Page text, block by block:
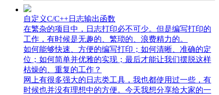
自定义C/C++日志输出函数
在繁杂的项目中，日志打印必不可少。但是编写打印的
工作，有时候是无趣的、繁琐的、浪费精力的。
如何能够快速、方便的编写打印；如何清晰、准确的定
位；如何简单并优雅的实现；最后才能让我们摆脱这样
枯燥的、重复的工作？
网上有很多强大的日志类工具，我也都使用过一些，有
时候也并没有理想中的方便。今天我想分享给大家的一